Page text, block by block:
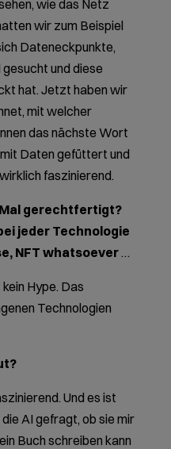
wie das Netz
wir zum Beispiel
Dateneckpunkte,
und diese
hat. Jetzt haben wir
mit welcher
das nächste Wort
Daten gefüttert und
faszinierend.
gerechtfertigt?
jeder Technologie
NFT whatsoever…
Hype. Das
Technologien
Und es ist
die AI gefragt, ob sie mir
Buch schreiben kann